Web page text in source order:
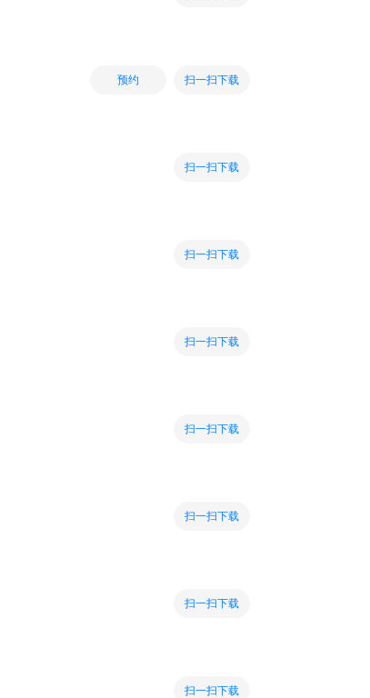
预约 扫一扫下载
扫一扫下载
扫一扫下载
扫一扫下载
扫一扫下载
扫一扫下载
扫一扫下载
扫一扫下载